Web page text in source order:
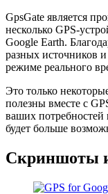
GpsGate является
несколько GPS-
Google Earth.
разных источников
режиме реального
Это только
полезны вместе с
ваших потребностей
будет больше
Скриншоты